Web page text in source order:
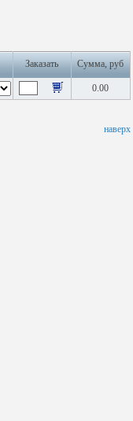
Заказать Сумма, руб
0.00
наверх